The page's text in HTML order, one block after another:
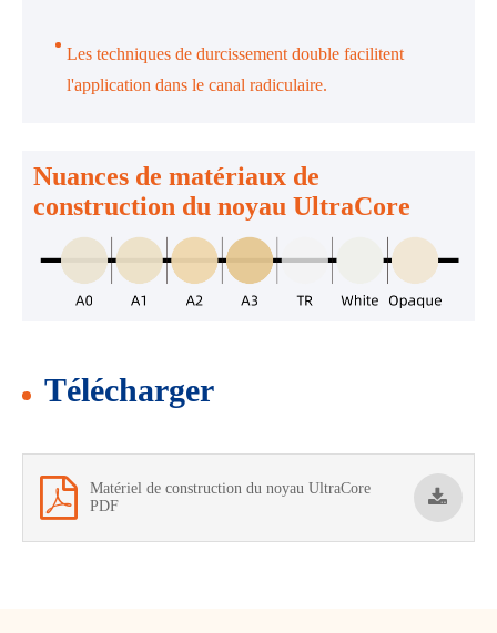
Les techniques de durcissement double facilitent
l'application dans le canal radiculaire.
Nuances de matériaux de
construction du noyau UltraCore
Télécharger
Matériel de construction du noyau UltraCore
PDF